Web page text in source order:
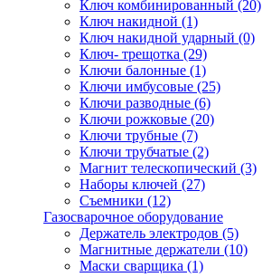
Ключ комбинированный (20)
Ключ накидной (1)
Ключ накидной ударный (0)
Ключ- трещотка (29)
Ключи балонные (1)
Ключи имбусовые (25)
Ключи разводные (6)
Ключи рожковые (20)
Ключи трубные (7)
Ключи трубчатые (2)
Магнит телескопический (3)
Наборы ключей (27)
Съемники (12)
Газосварочное оборудование
Держатель электродов (5)
Магнитные держатели (10)
Маски сварщика (1)